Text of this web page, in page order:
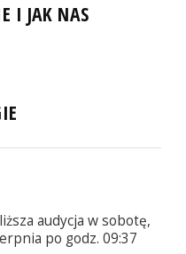
I JAK NAS
audycja w sobotę,
po godz. 09:37